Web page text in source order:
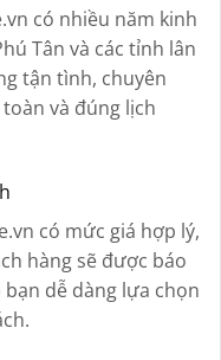
có nhiều năm kinh
Tân và các tỉnh lân
tận tình, chuyên
và đúng lịch
có mức giá hợp lý,
hàng sẽ được báo
dễ dàng lựa chọn